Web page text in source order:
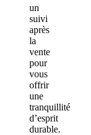
un
suivi
après
la
vente
pour
vous
offrir
une
tranquillité
d’esprit
durable.